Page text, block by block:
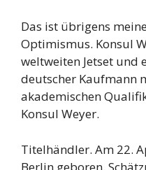
Das ist übrigens
Optimismus. Konsul
weltweiten Jetset und
deutscher Kaufmann
akademischen
Konsul Weyer.
Titelhändler. Am 22.
Berlin geboren.